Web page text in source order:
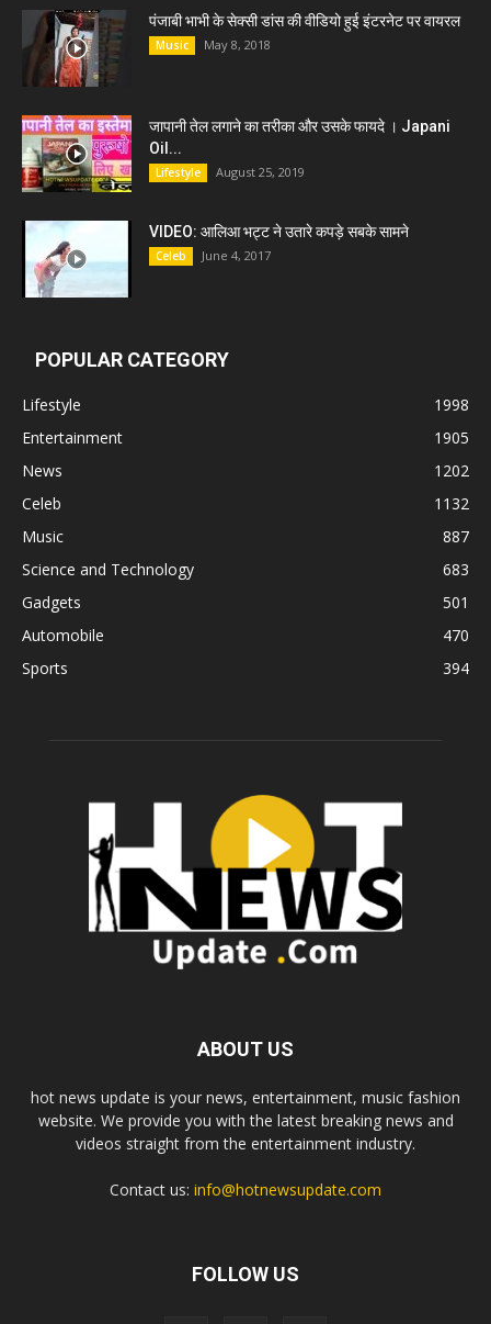
पंजाबी भाभी के सेक्सी डांस की वीडियो हुई इंटरनेट पर वायरल
Music May 8, 2018
जापानी तेल लगाने का तरीका और उसके फायदे । Japani
Oil...
Lifestyle August 25, 2019
VIDEO: आलिआ भट्ट ने उतारे कपड़े सबके सामने
Celeb June 4, 2017
POPULAR CATEGORY
Lifestyle
1998
Entertainment
1905
News
1202
Celeb
1132
Music
887
Science and Technology
683
Gadgets
501
Automobile
470
Sports
394
ABOUT US
hot news update is your news, entertainment, music fashion
website. We provide you with the latest breaking news and
videos straight from the entertainment industry.
Contact us: info@hotnewsupdate.com
FOLLOW US